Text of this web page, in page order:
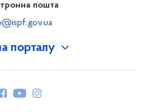
порталу
пошта